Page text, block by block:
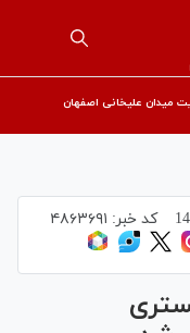
میدان علیخانی اصفهان
کد خبر: ۴۸۶۳۶۹۱